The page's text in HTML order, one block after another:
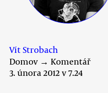
Vít Strobach
Domov → Komentář
3. února 2012 v 7.24